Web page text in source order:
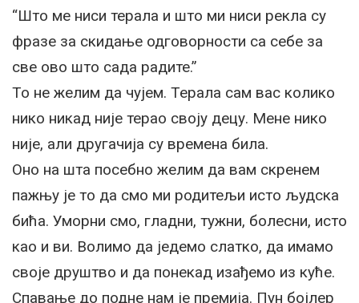
“Што ме ниси терала и што ми ниси рекла су
фразе за скидање одговорности са себе за
све ово што сада радите.”
То не желим да чујем. Терала сам вас колико
нико никад није терао своју децу. Мене нико
није, али другачија су времена била.
Оно на шта посебно желим да вам скренем
пажњу је то да смо ми родитељи исто људска
бића. Уморни смо, гладни, тужни, болесни, исто
као и ви. Волимо да једемо слатко, да имамо
своје друштво и да понекад изађемо из куће.
Спавање до подне нам је премија. Пун бојлер